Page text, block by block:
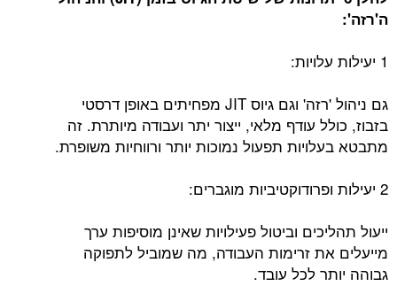
ה'רזה':
1 יעילות עלויות:
גם ניהול 'רזה' וגם גיוס JIT מפחיתים באופן דרסטי
בזבוז, כולל עודף מלאי, ייצור יתר ועבודה מיותרת. זה
מתבטא בעלויות תפעול נמוכות יותר ורווחיות משופרת.
2 יעילות ופרודוקטיביות מוגברים:
ייעול תהליכים וביטול פעילויות שאינן מוסיפות ערך
מייעלים את זרימות העבודה, מה שמוביל לתפוקה
גבוהה יותר לכל עובד.